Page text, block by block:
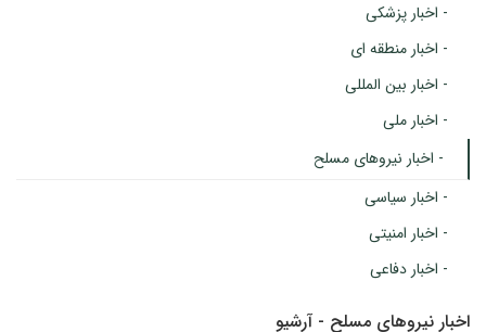
- اخبار پزشکی
- اخبار منطقه ای
- اخبار بین المللی
- اخبار ملی
- اخبار نیروهای مسلح
- اخبار سیاسی
- اخبار امنیتی
- اخبار دفاعی
اخبار نیروهای مسلح - آرشیو